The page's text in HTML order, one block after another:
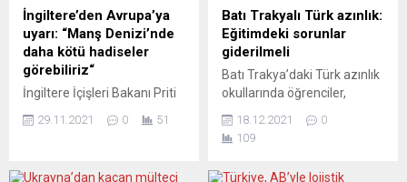
bağlanmasının önünü açtı.
Polonya ve Macaristan,
demokrasi ile hukukun
üstünlüğü gibi ilkelerde
gerileme olduğu
gerekçesiyle bir süredir AB
tarafından eleştiriliyordu.
nedeniyle Google’a bir uyarı
mektubu göndererek hukuk
davası yolunda ilk adımı attı.
Avrupa Tüketici Birliği’nden
(BEUC) yapılan açıklamaya
göre,...
İngiltere’den Avrupa’ya
uyarı: “Manş Denizi’nde
daha kötü hadiseler
görebiliriz“
İngiltere İçişleri Bakanı Priti
göç meselesinde iş birliğinin
29.11.2021 0 51
Batı Trakyalı Türk azınlık:
Eğitimdeki sorunlar
giderilmeli
Batı Trakya’daki Türk azınlık
okullarında öğrenciler,
sorunlara dikkati çekmek
için dersleri boykot etti.
18.12.2021
0
109